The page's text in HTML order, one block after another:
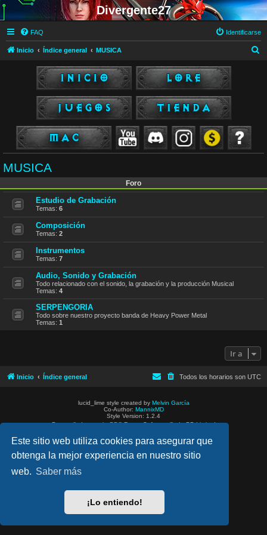
Este sitio web utiliza cookies para asegurar que
obtenga la mejor experiencia en nuestro sitio
web. Saber más
¡Lo entiendo!
Divergente27
FAQ Identificarse
Inicio Índice general MUSICA
MUSICA
Foro
Estudio de Grabación
Temas: 6
Composición
Temas: 2
Instrumentos
Temas: 7
Audio, Sonido y Grabación
Todo relacionado con el sonido, la grabación y la producción Musical
Temas: 4
SERPENGORIA
Todo sobre nuestro proyecto banda de Heavy Power Metal
Temas: 1
Ir a
Inicio Índice general Todos los horarios son UTC
lucid_lime style created by Melvin García
Co-Author: MannixMD
Style Version: 1.2.4
Desarrollado porphpBB® Forum Software © phpBB Limited
Privacidad| Condiciones